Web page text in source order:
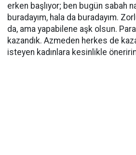
erken başlıyor; ben bugün sabah
buradayım, hala da buradayım.
da, ama yapabilene aşk olsun.
kazandık. Azmeden herkes de
isteyen kadınlara kesinlikle